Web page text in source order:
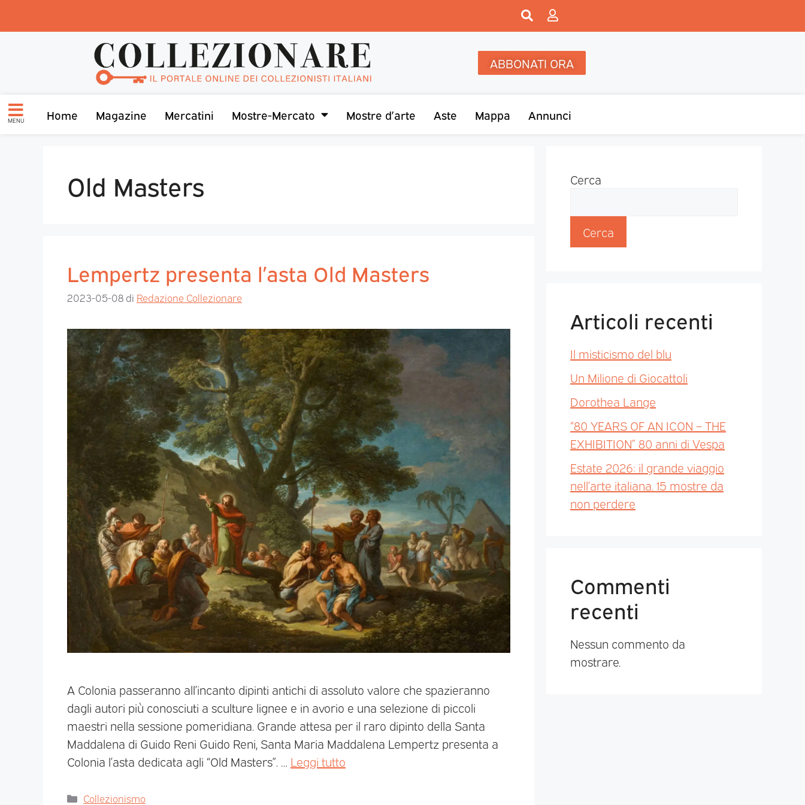
ABBONATI ORA
MENU Home Magazine Mercatini Mostre-Mercato Mostre d’arte Aste Mappa Annunci
Old Masters
Lempertz presenta l’asta Old Masters
2023-05-08 di Redazione Collezionare
A Colonia passeranno all’incanto dipinti antichi di assoluto valore che spazieranno
dagli autori più conosciuti a sculture lignee e in avorio e una selezione di piccoli
maestri nella sessione pomeridiana. Grande attesa per il raro dipinto della Santa
Maddalena di Guido Reni Guido Reni, Santa Maria Maddalena Lempertz presenta a
Colonia l’asta dedicata agli “Old Masters”. … Leggi tutto
Collezionismo
Cerca
Cerca
Articoli recenti
Il misticismo del blu
Un Milione di Giocattoli
Dorothea Lange
“80 YEARS OF AN ICON – THE
EXHIBITION” 80 anni di Vespa
Estate 2026: il grande viaggio
nell’arte italiana. 15 mostre da
non perdere
Commenti
recenti
Nessun commento da
mostrare.